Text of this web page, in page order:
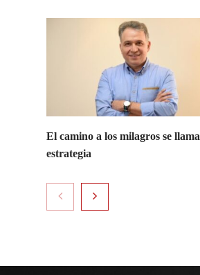
El camino a los milagros se llama
estrategia